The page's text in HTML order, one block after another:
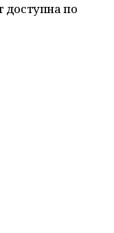
доступна по